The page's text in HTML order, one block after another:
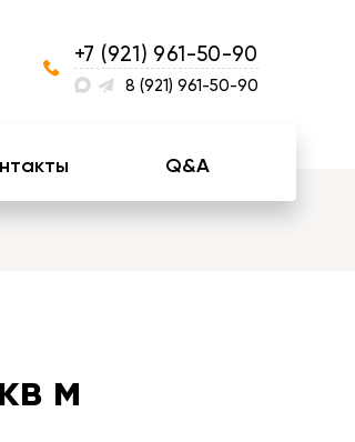
+7 (921) 961-50-90
8 (921) 961-50-90
Q&A
м